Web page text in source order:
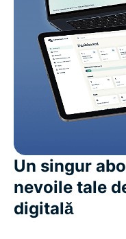
Un singur
nevoile tale
digitală